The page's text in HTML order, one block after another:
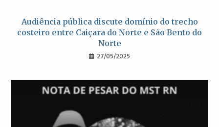
Audiência pública discute domínio do trecho
costeiro entre Caiçara do Norte e São Bento do
Norte
27/05/2025